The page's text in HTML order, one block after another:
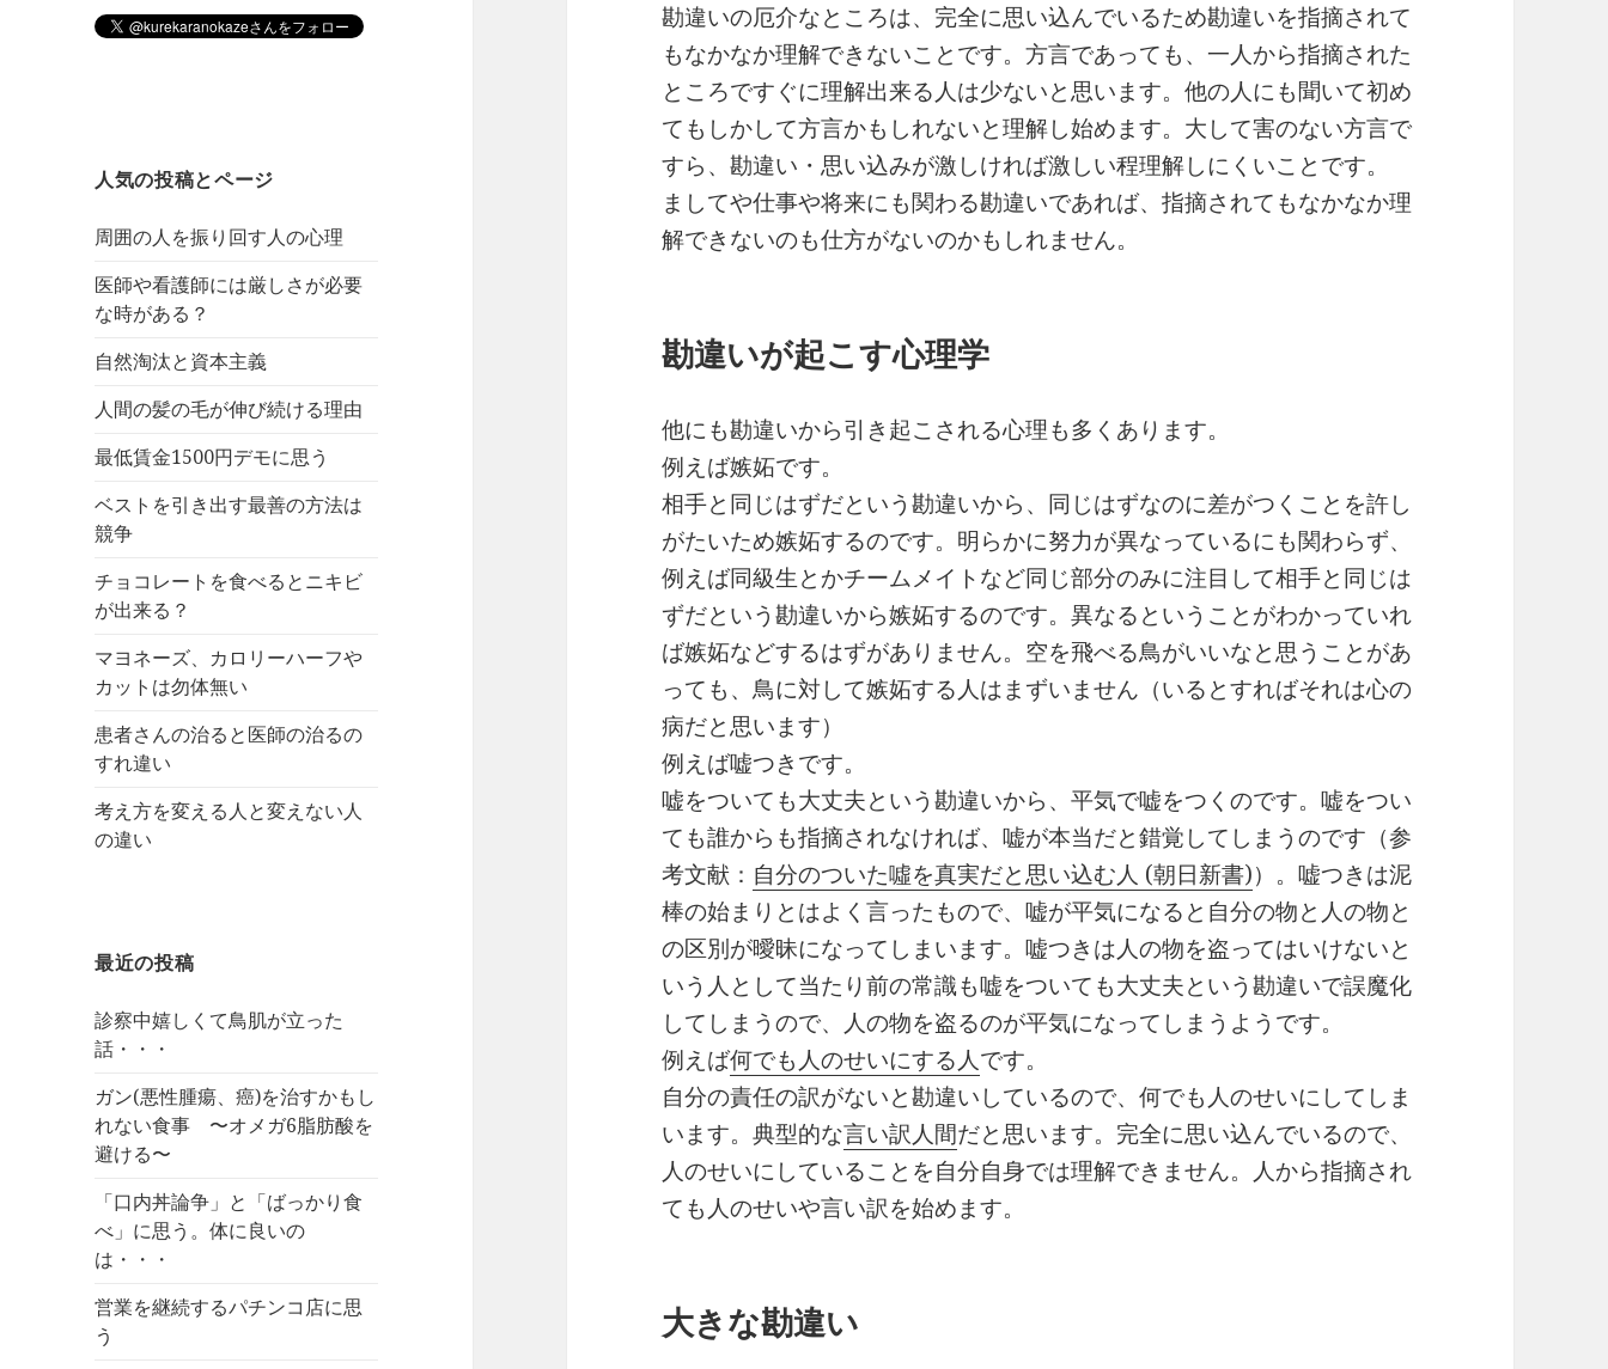
人気の投稿とページ
周囲の人を振り回す人の心理
医師や看護師には厳しさが必要
な時がある？
自然淘汰と資本主義
人間の髪の毛が伸び続ける理由
最低賃金1500円デモに思う
ベストを引き出す最善の方法は
競争
チョコレートを食べるとニキビ
が出来る？
マヨネーズ、カロリーハーフや
カットは勿体無い
患者さんの治ると医師の治るの
すれ違い
考え方を変える人と変えない人
の違い
最近の投稿
診察中嬉しくて鳥肌が立った
話・・・
ガン(悪性腫瘍、癌)を治すかもし
れない食事 〜オメガ6脂肪酸を
避ける〜
「口内丼論争」と「ばっかり食
べ」に思う。体に良いの
は・・・
営業を継続するパチンコ店に思
う
勘違いの厄介なところは、完全に思い込んでいるため勘違いを指摘されて
もなかなか理解できないことです。方言であっても、一人から指摘された
ところですぐに理解出来る人は少ないと思います。他の人にも聞いて初め
てもしかして方言かもしれないと理解し始めます。大して害のない方言で
すら、勘違い・思い込みが激しければ激しい程理解しにくいことです。
ましてや仕事や将来にも関わる勘違いであれば、指摘されてもなかなか理
解できないのも仕方がないのかもしれません。
勘違いが起こす心理学
他にも勘違いから引き起こされる心理も多くあります。
例えば嫉妬です。
相手と同じはずだという勘違いから、同じはずなのに差がつくことを許し
がたいため嫉妬するのです。明らかに努力が異なっているにも関わらず、
例えば同級生とかチームメイトなど同じ部分のみに注目して相手と同じは
ずだという勘違いから嫉妬するのです。異なるということがわかっていれ
ば嫉妬などするはずがありません。空を飛べる鳥がいいなと思うことがあ
っても、鳥に対して嫉妬する人はまずいません（いるとすればそれは心の
病だと思います）
例えば嘘つきです。
嘘をついても大丈夫という勘違いから、平気で嘘をつくのです。嘘をつい
ても誰からも指摘されなければ、嘘が本当だと錯覚してしまうのです（参
考文献： 自分のついた噓を真実だと思い込む人 (朝日新書)）。嘘つきは泥
棒の始まりとはよく言ったもので、嘘が平気になると自分の物と人の物と
の区別が曖昧になってしまいます。嘘つきは人の物を盗ってはいけないと
いう人として当たり前の常識も嘘をついても大丈夫という勘違いで誤魔化
してしまうので、人の物を盗るのが平気になってしまうようです。
例えば何でも人のせいにする人です。
自分の責任の訳がないと勘違いしているので、何でも人のせいにしてしま
います。典型的な言い訳人間だと思います。完全に思い込んでいるので、
人のせいにしていることを自分自身では理解できません。人から指摘され
ても人のせいや言い訳を始めます。
大きな勘違い